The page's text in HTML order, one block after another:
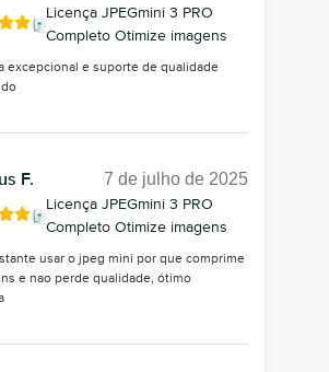
Licença JPEGmini 3 PRO
Completo Otimize imagens
excepcional e suporte de qualidade
F. 7 de julho de 2025
Licença JPEGmini 3 PRO
Completo Otimize imagens
usar o jpeg mini por que comprime
e nao perde qualidade, ótimo